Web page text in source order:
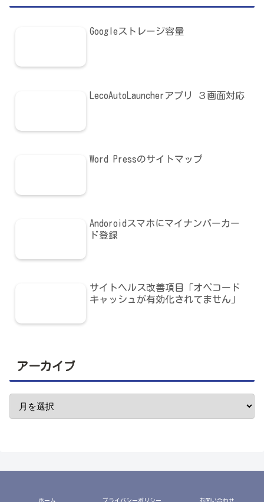
Googleストレージ容量
LecoAutoLauncherアプリ ３画面対応
Word Pressのサイトマップ
Andoroidスマホにマイナンバーカー
ド登録
サイトヘルス改善項目「オペコード
キャッシュが有効化されてません」
アーカイブ
ホーム プライバシーポリシー お問い合わせ